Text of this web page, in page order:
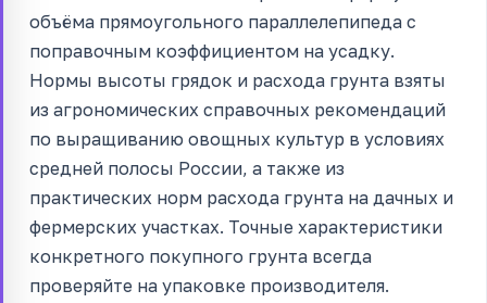
объёма прямоугольного параллелепипеда с
поправочным коэффициентом на усадку.
Нормы высоты грядок и расхода грунта взяты
из агрономических справочных рекомендаций
по выращиванию овощных культур в условиях
средней полосы России, а также из
практических норм расхода грунта на дачных и
фермерских участках. Точные характеристики
конкретного покупного грунта всегда
проверяйте на упаковке производителя.